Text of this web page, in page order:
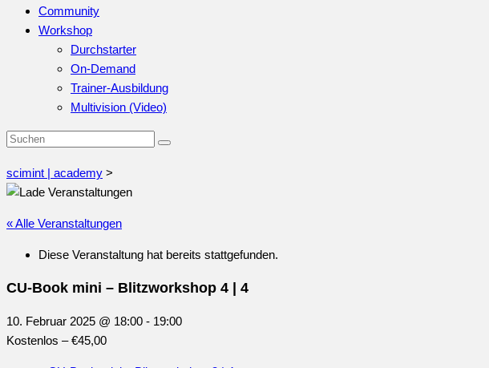
Community
Workshop
Durchstarter
On-Demand
Trainer-Ausbildung
Multivision (Video)
scimint | academy >
« Alle Veranstaltungen
Diese Veranstaltung hat bereits stattgefunden.
CU-Book mini – Blitzworkshop 4 | 4
10. Februar 2025 @ 18:00 - 19:00
Kostenlos – €45,00